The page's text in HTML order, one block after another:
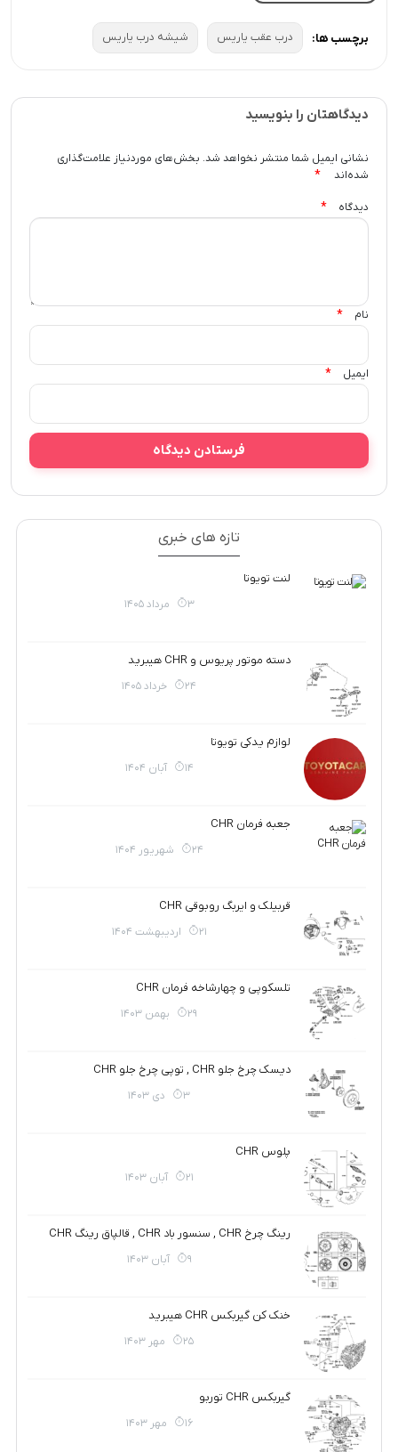
برچسب ها: درب عقب یاریس شیشه درب یاریس
دیدگاهتان را بنویسید
نشانی ایمیل شما منتشر نخواهد شد. بخش‌های موردنیاز علامت‌گذاری
شده‌اند
*
دیدگاه *
نام *
ایمیل *
تازه های خبری
لنت تویوتا
3 مرداد 1405
دسته موتور پریوس و CHR هیبرید
24 خرداد 1405
لوازم یدکی تویوتا
14 آبان 1404
جعبه فرمان CHR
24 شهریور 1404
قربیلک و ایربگ روبوقی CHR
21 اردیبهشت 1404
تلسکوپی و چهارشاخه فرمان CHR
29 بهمن 1403
دیسک چرخ جلو CHR , توپی چرخ جلو CHR
3 دی 1403
پلوس CHR
21 آبان 1403
رینگ چرخ CHR , سنسور باد CHR , قالپاق رینگ CHR
9 آبان 1403
خنک کن گیربکس CHR هیبرید
25 مهر 1403
گیربکس CHR توربو
16 مهر 1403